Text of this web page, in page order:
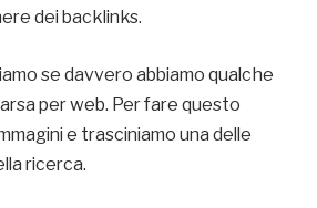
dei backlinks.
se davvero abbiamo qualche
per web. Per fare questo
e trasciniamo una delle
ricerca.